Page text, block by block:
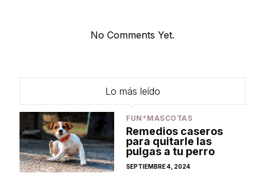
No Comments Yet.
Lo más leído
FUN*MASCOTAS
Remedios caseros
para quitarle las
pulgas a tu perro
POSTED
SEPTIEMBRE 4, 2024